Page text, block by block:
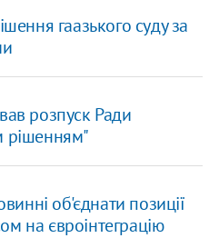
гаазького суду за
розпуск Ради
рішенням"
об'єднати позиції
на євроінтеграцію